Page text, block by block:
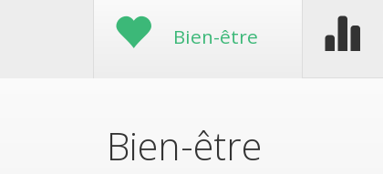
Bien-être
Bien-être